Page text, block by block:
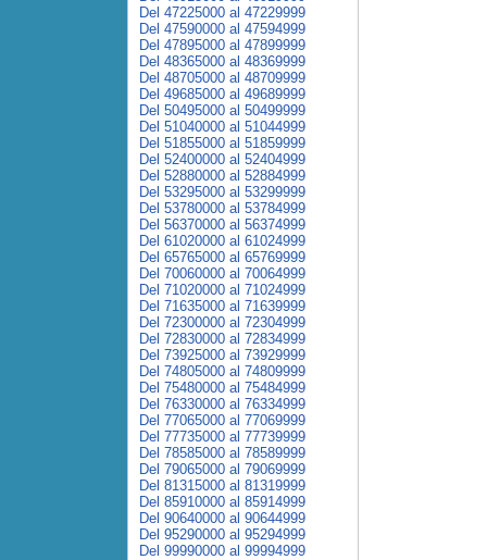
Del 47225000 al 47229999
Del 47590000 al 47594999
Del 47895000 al 47899999
Del 48365000 al 48369999
Del 48705000 al 48709999
Del 49685000 al 49689999
Del 50495000 al 50499999
Del 51040000 al 51044999
Del 51855000 al 51859999
Del 52400000 al 52404999
Del 52880000 al 52884999
Del 53295000 al 53299999
Del 53780000 al 53784999
Del 56370000 al 56374999
Del 61020000 al 61024999
Del 65765000 al 65769999
Del 70060000 al 70064999
Del 71020000 al 71024999
Del 71635000 al 71639999
Del 72300000 al 72304999
Del 72830000 al 72834999
Del 73925000 al 73929999
Del 74805000 al 74809999
Del 75480000 al 75484999
Del 76330000 al 76334999
Del 77065000 al 77069999
Del 77735000 al 77739999
Del 78585000 al 78589999
Del 79065000 al 79069999
Del 81315000 al 81319999
Del 85910000 al 85914999
Del 90640000 al 90644999
Del 95290000 al 95294999
Del 99990000 al 99994999